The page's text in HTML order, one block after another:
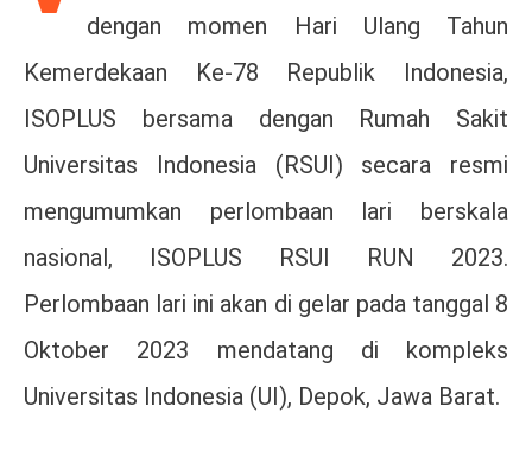
dengan momen Hari Ulang Tahun
Kemerdekaan Ke-78 Republik Indonesia,
ISOPLUS bersama dengan Rumah Sakit
Universitas Indonesia (RSUI) secara resmi
mengumumkan perlombaan lari berskala
nasional, ISOPLUS RSUI RUN 2023.
Perlombaan lari ini akan di gelar pada tanggal 8
Oktober 2023 mendatang di kompleks
Universitas Indonesia (UI), Depok, Jawa Barat.